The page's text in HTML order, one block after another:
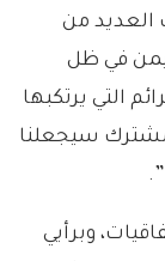
العديد من
في ظل
التي يرتكبها
سيجعلنا
وبرأيي